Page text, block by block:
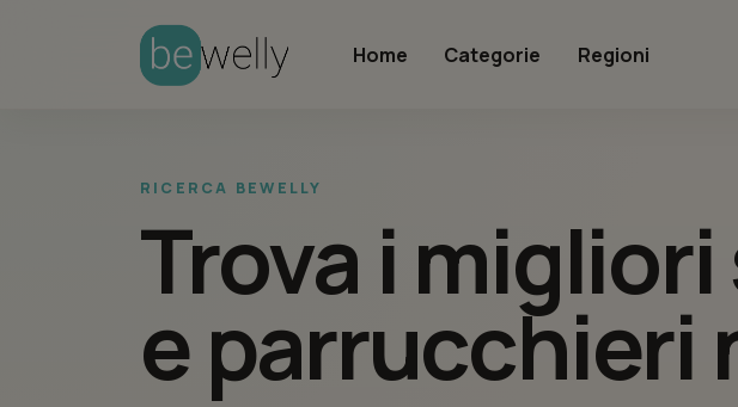
Home Categorie Regioni
RICERCA BEWELLY
Trova i
e parrucchieri